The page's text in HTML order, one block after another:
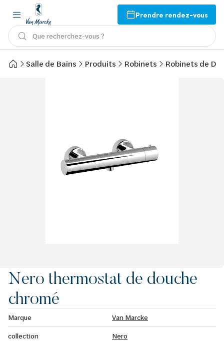
Prendre rendez-vous
Que recherchez-vous ?
Salle de Bains Produits Robinets Robinets de
Nero thermostat de douche
chromé
Marque
Van Marcke
collection
Nero